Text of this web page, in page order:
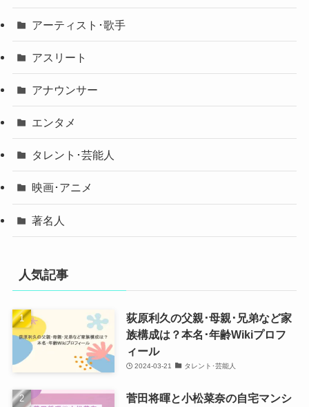
アーティスト･歌手
アスリート
アナウンサー
エンタメ
タレント･芸能人
映画･アニメ
著名人
人気記事
荻原利久の父親･母親･兄弟など家
族構成は？本名･年齢Wikiプロフ
ィール
2024-03-21 タレント･芸能人
菅田将暉と小松菜奈の自宅マンシ